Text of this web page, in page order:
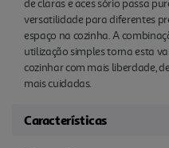
de claras e aces sório passa
versatilidade para diferentes
espaço na cozinha. A
utilização simples torna esta
cozinhar com mais liberdade,
mais cuidadas.
Características